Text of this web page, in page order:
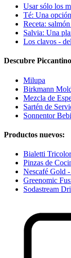
Usar sólo los
Té: Una
Receta:
Salvia: Una
Los clavos -
Descubre
Milupa
Birkmann
Mezcla de
Sartén de
Sonnentor
Productos nuevos:
Bialetti
Pinzas de
Nescafé Gold
Greenomic
Sodastream